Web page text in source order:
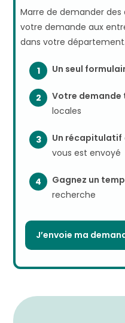
Marre de demander des
votre demande aux
dans votre département.
Un seul
Votre demande
locales
Un récapitulatif
vous est envoyé
Gagnez un
recherche
J’envoie ma